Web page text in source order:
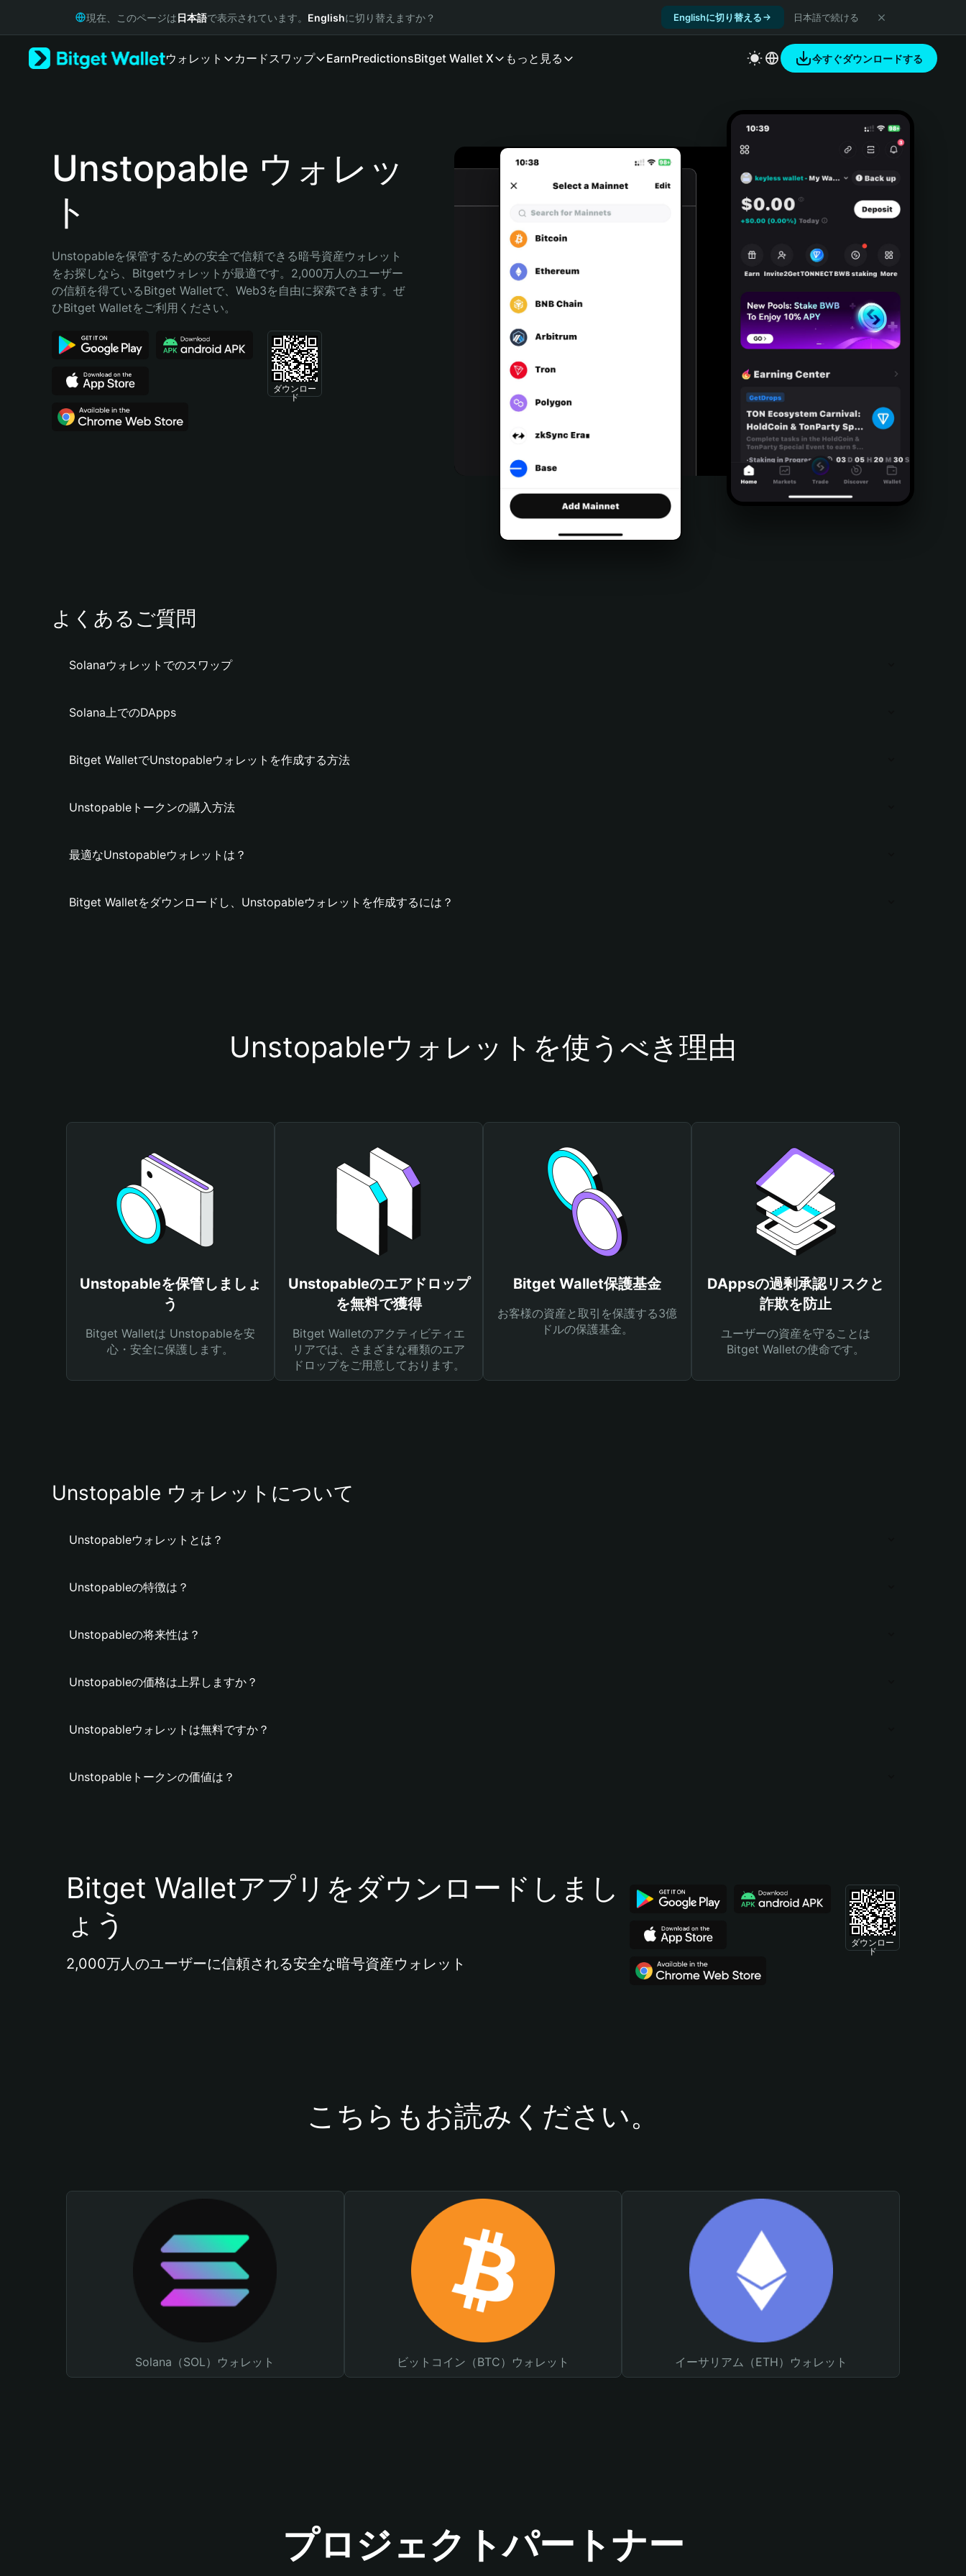
Русский
Português (Portugal)
Bahasa Indonesia
Português (Brasil)
Español (Argentina)
現在、このページは日本語で表示されています。 Englishに切り替えますか？ Englishに切り替える 日本語で続ける
ウォレット カードスワップ EarnPredictionsBitget Wallet X もっと見る 今すぐダウンロードする
Unstopable ウォレッ
ト
Unstopableを保管するための安全で信頼できる暗号資産ウォレット
をお探しなら、Bitgetウォレットが最適です。2,000万人のユーザー
の信頼を得ているBitget Walletで、Web3を自由に探索できます。ぜ
ひBitget Walletをご利用ください。
ダウンロー
ド
よくあるご質問
Solanaウォレットでのスワップ
Solana上でのDApps
Bitget WalletでUnstopableウォレットを作成する方法
Unstopableトークンの購入方法
最適なUnstopableウォレットは？
Bitget Walletをダウンロードし、Unstopableウォレットを作成するには？
Unstopableウォレットを使うべき理由
Unstopableを保管しましょ
う
Bitget Walletは Unstopableを安
心・安全に保護します。
Unstopableのエアドロップ
を無料で獲得
Bitget Walletのアクティビティエ
リアでは、さまざまな種類のエア
ドロップをご用意しております。
Bitget Wallet保護基金
お客様の資産と取引を保護する3億
ドルの保護基金。
DAppsの過剰承認リスクと
詐欺を防止
ユーザーの資産を守ることは
Bitget Walletの使命です。
Unstopable ウォレットについて
Unstopableウォレットとは？
Unstopableの特徴は？
Unstopableの将来性は？
Unstopableの価格は上昇しますか？
Unstopableウォレットは無料ですか？
Unstopableトークンの価値は？
Bitget Walletアプリをダウンロードしまし
ょう
2,000万人のユーザーに信頼される安全な暗号資産ウォレット
ダウンロー
ド
こちらもお読みください。
Solana（SOL）ウォレット ビットコイン（BTC）ウォレット イーサリアム（ETH）ウォレット
プロジェクトパートナー